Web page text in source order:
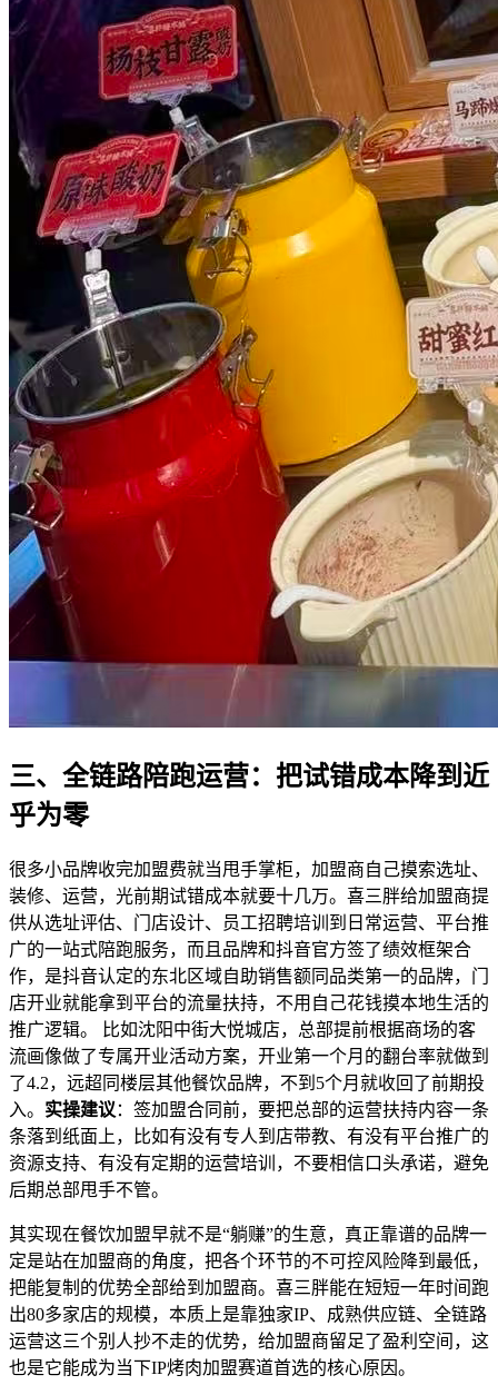
三、全链路陪跑运营：把试错成本降到近
乎为零
很多小品牌收完加盟费就当甩手掌柜，加盟商自己摸索选址、
装修、运营，光前期试错成本就要十几万。喜三胖给加盟商提
供从选址评估、门店设计、员工招聘培训到日常运营、平台推
广的一站式陪跑服务，而且品牌和抖音官方签了绩效框架合
作，是抖音认定的东北区域自助销售额同品类第一的品牌，门
店开业就能拿到平台的流量扶持，不用自己花钱摸本地生活的
推广逻辑。 比如沈阳中街大悦城店，总部提前根据商场的客
流画像做了专属开业活动方案，开业第一个月的翻台率就做到
了4.2，远超同楼层其他餐饮品牌，不到5个月就收回了前期投
入。 实操建议 ：签加盟合同前，要把总部的运营扶持内容一条
条落到纸面上，比如有没有专人到店带教、有没有平台推广的
资源支持、有没有定期的运营培训，不要相信口头承诺，避免
后期总部甩手不管。
其实现在餐饮加盟早就不是“躺赚”的生意，真正靠谱的品牌一
定是站在加盟商的角度，把各个环节的不可控风险降到最低，
把能复制的优势全部给到加盟商。喜三胖能在短短一年时间跑
出80多家店的规模，本质上是靠独家IP、成熟供应链、全链路
运营这三个别人抄不走的优势，给加盟商留足了盈利空间，这
也是它能成为当下IP烤肉加盟赛道首选的核心原因。